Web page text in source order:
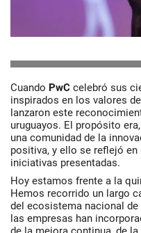
Cuando PwC celebró sus
inspirados en los valores
lanzaron este
uruguayos. El propósito
una comunidad de la
positiva, y ello se reflejó en
iniciativas presentadas.
Hoy estamos frente a la
Hemos recorrido un largo
del ecosistema nacional
las empresas han